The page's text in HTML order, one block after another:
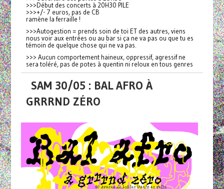
>>>Début des concerts à 20H30 PILE
>>>+/- 7 euros, pas de CB
ramène la ferraille !
>>>Autogestion = prends soin de toi ET des autres, viens
nous voir aux entrées ou au bar si ça ne va pas ou que tu es
témoin de quelque chose qui ne va pas.
>>> Aucun comportement haineux, oppressif, agressif ne
sera toléré, pas de potes à quentin ni reloux en tous genres
SAM 30/05 : BAL AFRO À
GRRRND ZÉRO